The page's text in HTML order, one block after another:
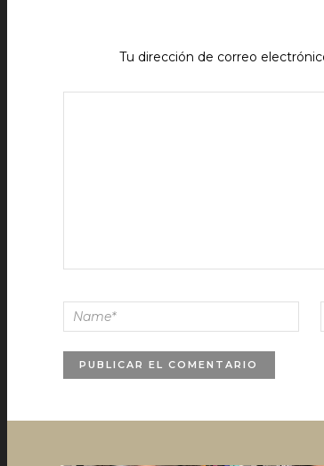
Tu dirección de correo